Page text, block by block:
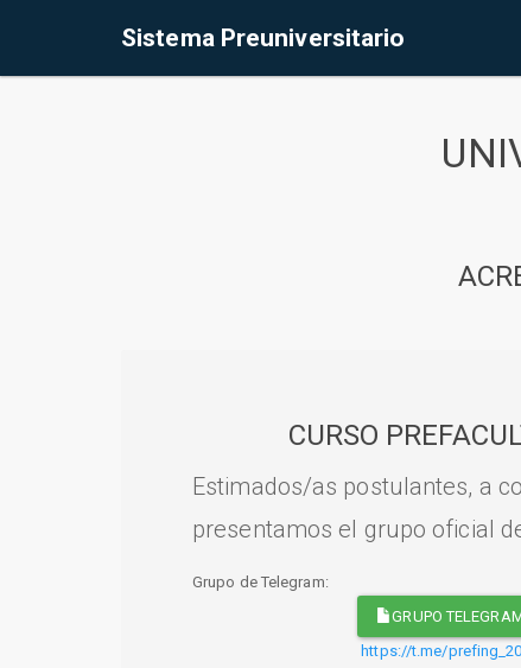
Sistema Preuniversitario
CURSO
Estimados/as postulantes, a
presentamos el grupo oficial
Grupo de Telegram:
GRUPO
https://t.me/